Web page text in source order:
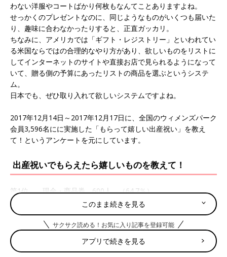
わない洋服やコートばかり何枚もなんてことありますよね。
せっかくのプレゼントなのに、同じようなものがいくつも届いた
り、趣味に合わなかったりすると、正直ガッカリ。
ちなみに、アメリカでは「ギフト・レジストリー」といわれてい
る米国ならではの合理的なやり方があり、欲しいものをリストに
してインターネットのサイトや直接お店で見られるようになって
いて、贈る側の予算にあったリストの商品を選ぶというシステ
ム。
日本でも、ぜひ取り入れて欲しいシステムですよね。
2017年12月14日～2017年12月17日に、全国のウィメンズパーク
会員3,596名にに実施した「もらって嬉しい出産祝い」を教え
て！というアンケートを元にしています。
出産祝いでもらえたら嬉しいものを教えて！
第1位 現金・商品券 600人 （64.7％）
第2位 ベビー服（帽子やくつ下なども含む） 492人
53.1％
第3位 おむつセット 311人 33.5％
集計によると、予想通りの「現金・商品券」が最多。
このまま続きを見る
サクサク読める！お気に入り記事を登録可能
アプリで続きを見る